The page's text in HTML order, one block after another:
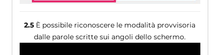
2.5 È possibile riconoscere le modalità provvisoria
dalle parole scritte sui angoli dello schermo.